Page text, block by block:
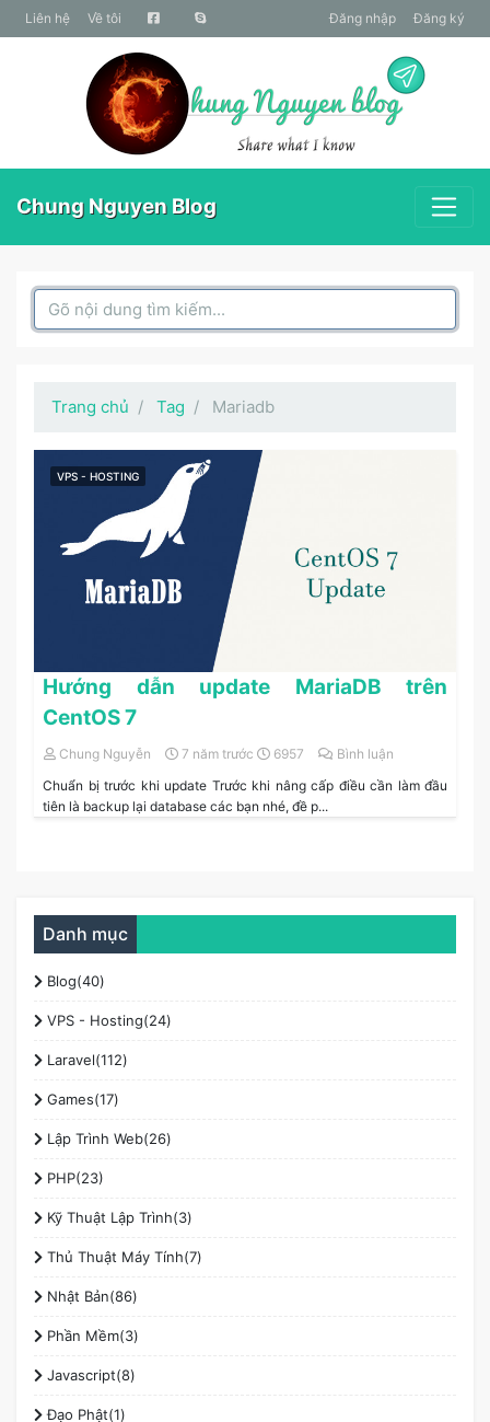
liên hệ Về tôi Đăng nhập Đăng ký
Chung Nguyen Blog
Search Box
Trang chủ Tag Mariadb
VPS - HOSTING
Hướng dẫn update MariaDB trên
CentOS 7
Chung Nguyễn 7 năm trước 6957
Bình luận
Chuẩn bị trước khi update Trước khi nâng cấp điều cần làm đầu
tiên là backup lại database các bạn nhé, đề p...
Danh mục
Blog(40)
VPS - Hosting(24)
Laravel(112)
Games(17)
Lập Trình Web(26)
PHP(23)
Kỹ Thuật Lập Trình(3)
Thủ Thuật Máy Tính(7)
Nhật Bản(86)
Phần Mềm(3)
Javascript(8)
Đạo Phật(1)